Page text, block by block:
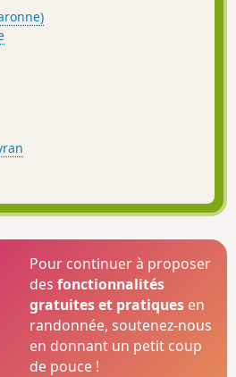
Pour continuer à proposer
desfonctionnalités
gratuites et pratiques en
randonnée, soutenez-nous
en donnant un petit coup
de pouce !